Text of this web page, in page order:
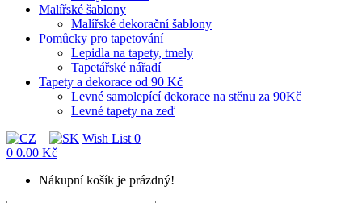
Malířské šablony
Malířské dekorační šablony
Pomůcky pro tapetování
Lepidla na tapety, tmely
Tapetářské nářadí
Tapety a dekorace od 90 Kč
Levné samolepící dekorace na stěnu za 90Kč
Levné tapety na zeď
Wish List 0
0 0.00 Kč
Nákupní košík je prázdný!